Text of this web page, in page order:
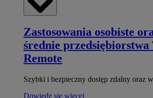
Zastosowania osobiste
średnie przedsiębiorstwa
Remote
Szybki i bezpieczny dostęp zdalny oraz
Dowiedz się więcej